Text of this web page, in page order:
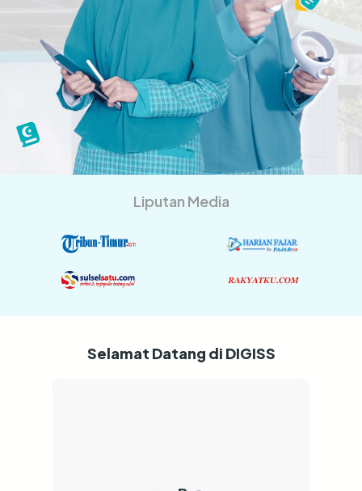
Liputan Media
Selamat Datang di DIGISS